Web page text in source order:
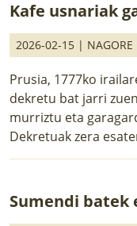
Kafe usnariak
2026-02-15 | NAGORE
Prusia, 1777ko
dekretu bat jarri
murriztu eta
Dekretuak zera
Sumendi batek